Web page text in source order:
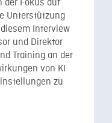
der Fokus auf
Unterstützung
Interview
und Direktor
Training an der
von KI
zu